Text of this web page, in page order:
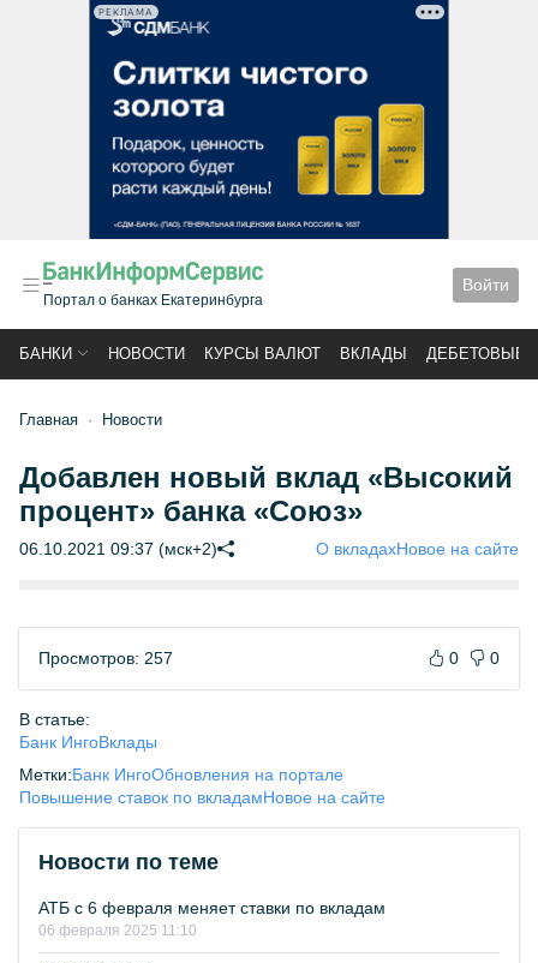
РЕКЛАМА
Портал о банках Екатеринбурга
Войти
БАНКИ НОВОСТИ КУРСЫ ВАЛЮТ ВКЛАДЫ ДЕБЕТОВЫЕ
Главная Новости
Добавлен новый вклад «Высокий
процент» банка «Союз»
06.10.2021 09:37 (мск+2) О вкладахНовое на сайте
Просмотров: 257 0 0
В статье:
Банк ИнгоВклады
Метки:Банк ИнгоОбновления на портале
Повышение ставок по вкладамНовое на сайте
Новости по теме
АТБ с 6 февраля меняет ставки по вкладам
06 февраля 2025 11:10